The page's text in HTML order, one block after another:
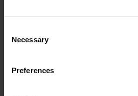
Selection
Necessary
Preferences
typesetting
industry